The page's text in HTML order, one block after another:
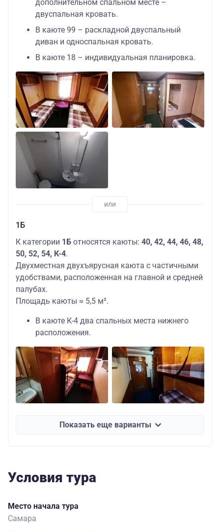
дополнительном спальном месте –
двуспальная кровать.
В каюте 99 – раскладной двуспальный
диван и односпальная кровать.
В каюте 18 – индивидуальная планировка.
1Б
К категории 1Б относятся каюты: 40, 42, 44, 46, 48,
50, 52, 54, К-4.
Двухместная двухъярусная каюта с частичными
удобствами, расположенная на главной и средней
палубах.
Площадь каюты ≈ 5,5 м².
В каюте К-4 два спальных места нижнего
расположения.
Показать еще варианты
Условия тура
Место начала тура
Самара